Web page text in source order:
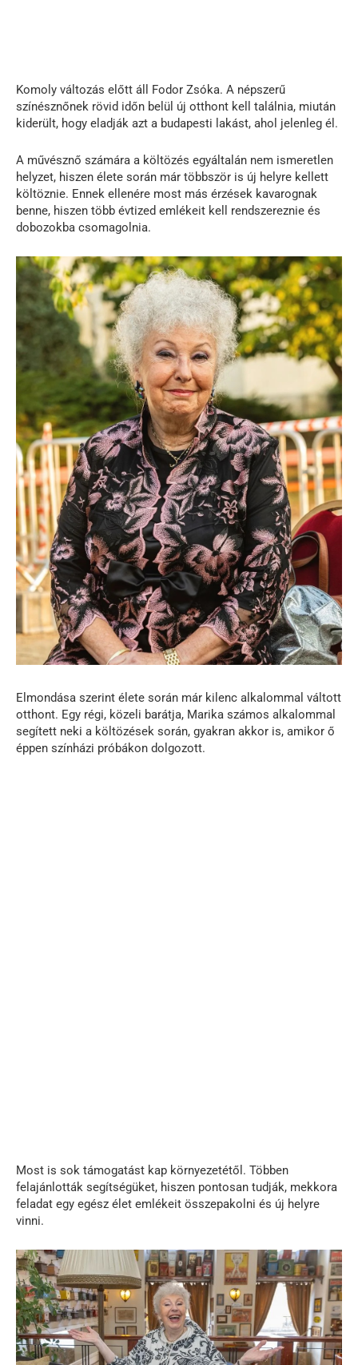
Komoly változás előtt áll Fodor Zsóka. A népszerű
színésznőnek rövid időn belül új otthont kell találnia, miután
kiderült, hogy eladják azt a budapesti lakást, ahol jelenleg él.
A művésznő számára a költözés egyáltalán nem ismeretlen
helyzet, hiszen élete során már többször is új helyre kellett
költöznie. Ennek ellenére most más érzések kavarognak
benne, hiszen több évtized emlékeit kell rendszereznie és
dobozokba csomagolnia.
Elmondása szerint élete során már kilenc alkalommal váltott
otthont. Egy régi, közeli barátja, Marika számos alkalommal
segített neki a költözések során, gyakran akkor is, amikor ő
éppen színházi próbákon dolgozott.
Most is sok támogatást kap környezetétől. Többen
felajánlották segítségüket, hiszen pontosan tudják, mekkora
feladat egy egész élet emlékeit összepakolni és új helyre
vinni.